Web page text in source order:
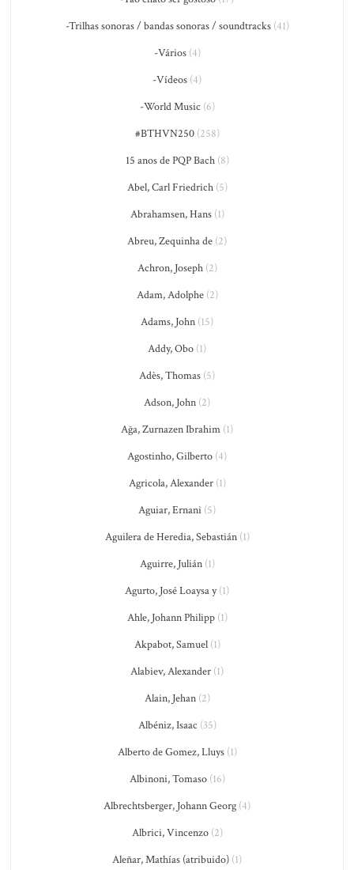
-Trilhas sonoras / bandas sonoras / soundtracks(41)
-Vários(4)
-Vídeos (4)
-World Music (6)
#BTHVN250(258)
15 anos de PQP Bach(8)
Abel, Carl Friedrich(5)
Abrahamsen, Hans(1)
Abreu, Zequinha de (2)
Achron, Joseph(2)
Adam, Adolphe(2)
Adams, John (15)
Addy, Obo (1)
Adès, Thomas (5)
Adson, John (2)
Ağa, Zurnazen Ibrahim (1)
Agostinho, Gilberto (4)
Agricola, Alexander(1)
Aguiar, Ernani (5)
Aguilera de Heredia, Sebastián(1)
Aguirre, Julián(1)
Agurto, José Loaysa y(1)
Ahle, Johann Philipp(1)
Akpabot, Samuel(1)
Alabiev, Alexander (1)
Alain, Jehan(2)
Albéniz, Isaac (35)
Alberto de Gomez, Lluys(1)
Albinoni, Tomaso(16)
Albrechtsberger, Johann Georg (4)
Albrici, Vincenzo(2)
Aleñar, Mathías (atribuido) (1)